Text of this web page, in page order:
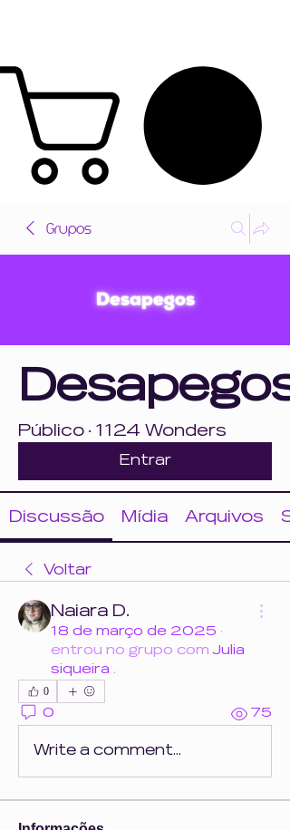
Grupos
Desapegos
Público · 1124 Wonders
Entrar
Discussão Mídia Arquivos
Voltar
Naiara D.
18 de março de 2025 ·
entrou no grupo com Julia
siqueira .
0
0 75
Write a comment...